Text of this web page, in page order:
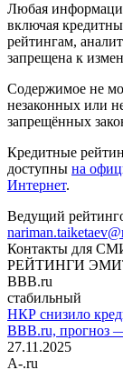
Любая
включая
рейтингам,
запрещена к
Содержимое не
незаконных или
запрещённых
Кредитные
доступны на
Интернет.
Ведущий
Контакты для
РЕЙТИНГИ
BBB.ru
стабильный
НКР снизило
BBB.ru, прогноз
27.11.2025
A-.ru